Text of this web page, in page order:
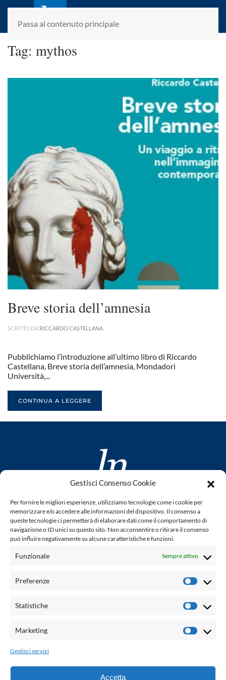
Gestisci Consenso Cookie
Per fornire le migliori esperienze, utilizziamo tecnologie come i cookie per
memorizzare e/o accedere alle informazioni del dispositivo. Il consenso a
queste tecnologie ci permetterà di elaborare dati come il comportamento di
navigazione o ID unici su questo sito. Non acconsentire o ritirare il consenso
può influire negativamente su alcune caratteristiche e funzioni.
Funzionale Sempre attivo
Preferenze
Statistiche
Marketing
Gestisci servizi
Accetta
Passa al contenuto principale
laletteraturaenoi.it
fondato da Romano Luperini
Tag: mythos
Breve storia dell’amnesia
SCRITTO DA RICCARDO CASTELLANA
Pubblichiamo l’introduzione all’ultimo libro di Riccardo
Castellana, Breve storia dell’amnesia, Mondadori
Università,...
CONTINUA A LEGGERE
www.laletteraturaenoi.it
fondato da Romano Luperini
Questo blog non rappresenta una testata giornalistica in
quanto viene aggiornato senza alcuna periodicità. Non può
legge n° 62 del 7.03.2001. L'autore non è responsabile per
email:
Grafica e web:Salvatore Leto